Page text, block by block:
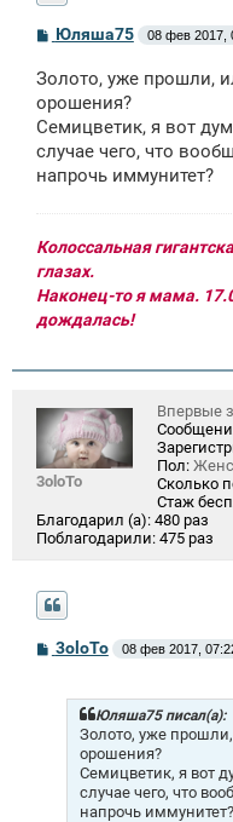
С
б
щ
е
н
и
Юляша75 08 фев 2017,
Золото, уже прошли,
орошения?
Семицветик, я вот
случае чего, что
напрочь иммунитет?
Колоссальная
глазах.
Наконец-то я мама.
дождалась!
3oloTo
Впервые
Пол:
Сколько
Стаж
Благодарил (а): 480 раз
Поблагодарили: 475 раз
С3oloTo 08 фев 2017,
Юляша75 писал(а):
Золото, уже
орошения?
Семицветик, я вот
случае чего, что
напрочь иммунитет?